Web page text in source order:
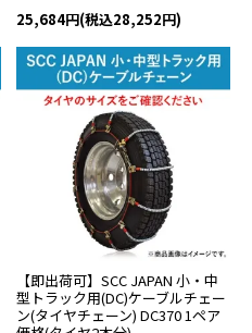
25,684円(税込28,252円)
【即出荷可】SCC JAPAN 小・中
型トラック用(DC)ケーブルチェー
ン(タイヤチェーン) DC370 1ペア